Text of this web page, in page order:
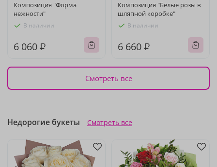
Композиция "Форма
нежности"
В наличии
6 060 ₽
Композиция "Белые розы в
шляпной коробке"
В наличии
6 660 ₽
Смотреть все
Недорогие букеты Смотреть все